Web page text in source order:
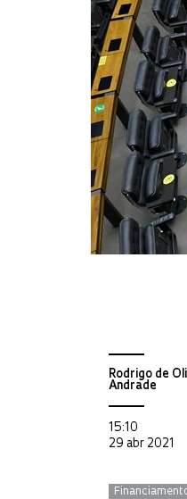
Rodrigo de
Andrade
15:10
29 abr 2021